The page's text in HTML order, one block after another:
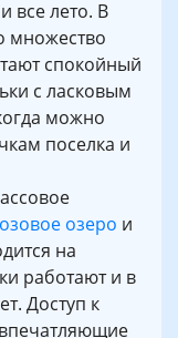
все лето. В
множество
спокойный
с ласковым
можно
поселка и
озеро и
на
работают и в
Доступ к